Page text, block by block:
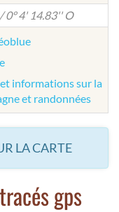
0° 4' 14.83'' O
informations sur la
et randonnées
LA CARTE
gps